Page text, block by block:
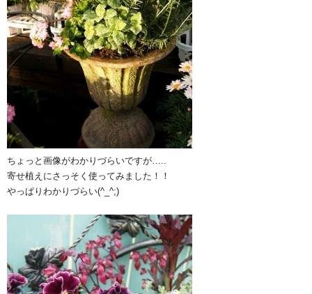
ちょっと画像がわかりづらいですが…..
寄せ植えにさっそく使ってみました！！
やっぱりわかりづらい(^_^;)